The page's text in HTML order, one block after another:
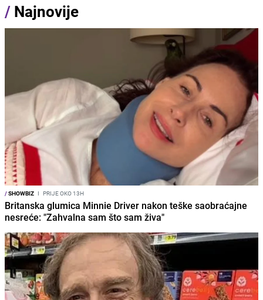
/ Najnovije
/SHOWBIZ I PRIJE OKO 13H
Britanska glumica Minnie Driver nakon teške saobraćajne
nesreće: "Zahvalna sam što sam živa"